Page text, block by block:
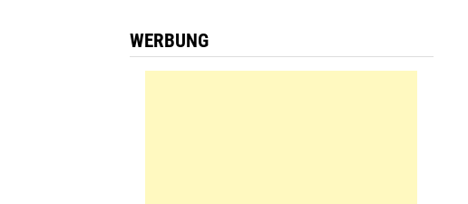
WERBUNG